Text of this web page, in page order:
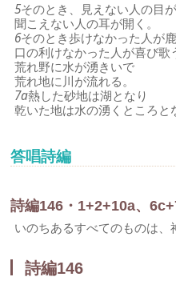
5そのとき、見えない人の目
聞こえない人の耳が開く。
6そのとき歩けなかった人が
口の利けなかった人が喜び歌
荒れ野に水が湧きいで
荒れ地に川が流れる。
7a熱した砂地は湖となり
乾いた地は水の湧くところと
答唱詩編
詩編146・1+2+10a、
いのちあるすべてのものは、
詩編146